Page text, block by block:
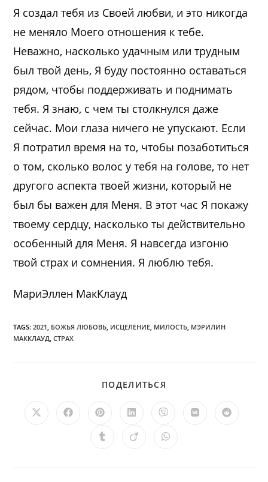
Я создал тебя из Своей любви, и это никогда
не меняло Моего отношения к тебе.
Неважно, насколько удачным или трудным
был твой день, Я буду постоянно оставаться
рядом, чтобы поддерживать и поднимать
тебя. Я знаю, с чем ты столкнулся даже
сейчас. Мои глаза ничего не упускают. Если
Я потратил время на то, чтобы позаботиться
о том, сколько волос у тебя на голове, то нет
другого аспекта твоей жизни, который не
был бы важен для Меня. В этот час Я покажу
твоему сердцу, насколько ты действительно
особенный для Меня. Я навсегда изгоню
твой страх и сомнения. Я люблю тебя.
МариЭллен МакКлауд
TAGS:2021 БОЖЬЯ ЛЮБОВЬ ИСЦЕЛЕНИЕ МИЛОСТЬ МЭРИЛИН
МАККЛАУД СТРАХ
ПОДЕЛИТЬСЯ
Открывается
Открывается
новом
Открывается
в
новом
Открывается
новом
Открывается
новом
Открывается
Открывается
ОткрываетсяОткрывается